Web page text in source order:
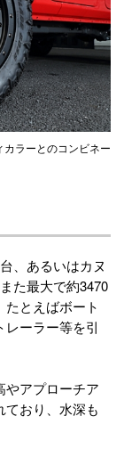
ラーとのコンビネー
、あるいはカヌ
た最大で約3470
とえばボート
ーラー等を引
アプローチア
ており、水深も